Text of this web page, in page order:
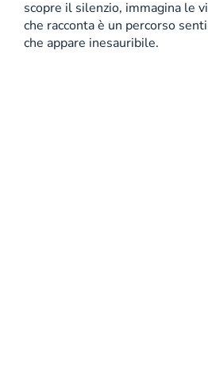
scopre il silenzio, immagina le
che racconta è un percorso
che appare inesauribile.